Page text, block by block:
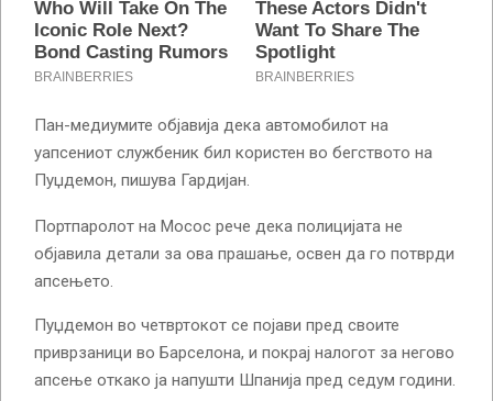
Пан-медиумите објавија дека автомобилот на
уапсениот службеник бил користен во бегството на
Пуџдемон, пишува Гардијан.
Портпаролот на Мосос рече дека полицијата не
објавила детали за ова прашање, освен да го потврди
апсењето.
Пуџдемон во четвртокот се појави пред своите
приврзаници во Барселона, и покрај налогот за негово
апсење откако ја напушти Шпанија пред седум години.